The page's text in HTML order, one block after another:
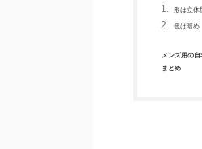
形は立体
色は暗め
メンズ用の
まとめ